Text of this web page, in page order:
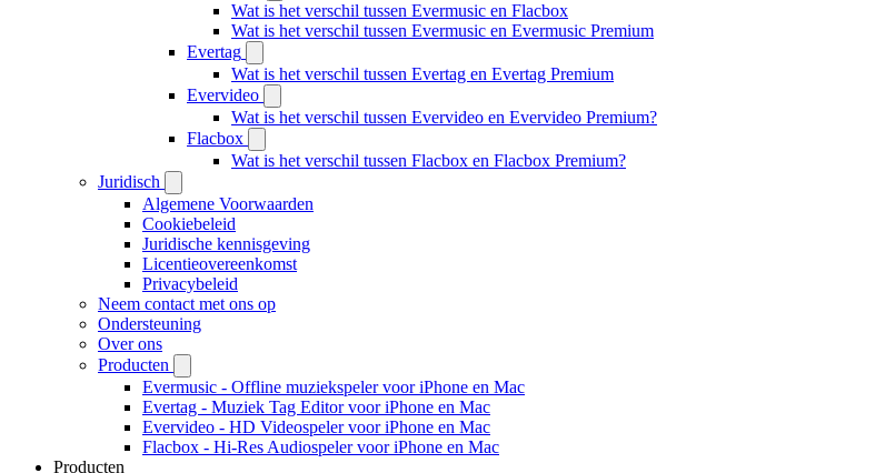
Wat is het verschil tussen Evermusic en Flacbox
Wat is het verschil tussen Evermusic en Evermusic Premium
Evertag
Wat is het verschil tussen Evertag en Evertag Premium
Evervideo
Wat is het verschil tussen Evervideo en Evervideo Premium?
Flacbox
Wat is het verschil tussen Flacbox en Flacbox Premium?
Juridisch
Algemene Voorwaarden
Cookiebeleid
Juridische kennisgeving
Licentieovereenkomst
Privacybeleid
Neem contact met ons op
Ondersteuning
Over ons
Producten
Evermusic - Offline muziekspeler voor iPhone en Mac
Evertag - Muziek Tag Editor voor iPhone en Mac
Evervideo - HD Videospeler voor iPhone en Mac
Flacbox - Hi-Res Audiospeler voor iPhone en Mac
Producten